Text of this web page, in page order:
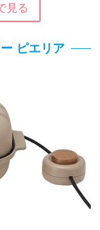
見る
ピエリア